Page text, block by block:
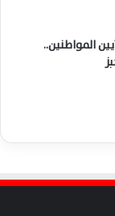
المواطنين..